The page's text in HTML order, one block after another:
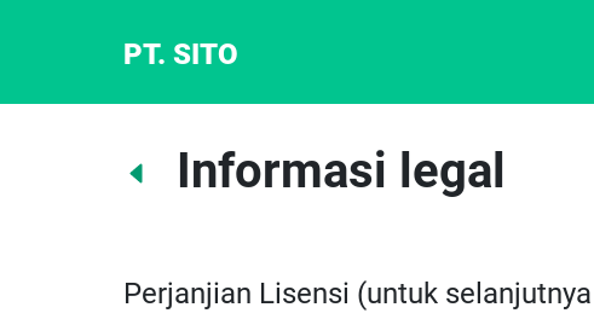
PT. SITO
Informasi legal
Perjanjian Lisensi (untuk